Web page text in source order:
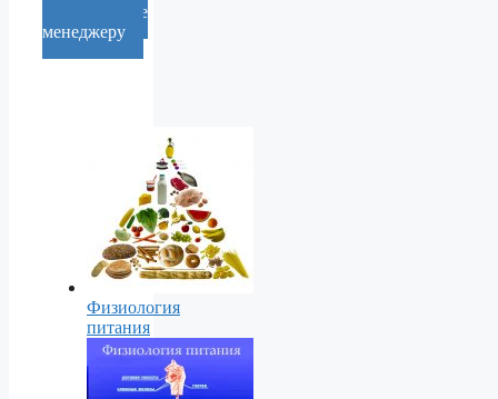
Cообщение
менеджеру
Физиология
питания